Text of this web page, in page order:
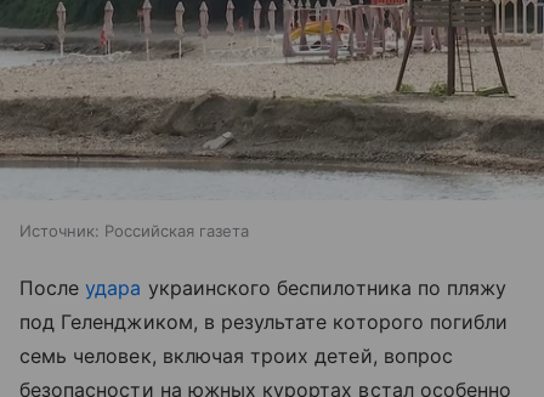
Источник: Российская газета
Послеудара украинского беспилотника по пляжу
под Геленджиком, в результате которого погибли
семь человек, включая троих детей, вопрос
безопасности на южных курортах встал особенно